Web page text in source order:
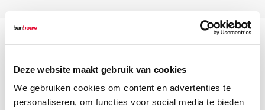
Deze website maakt gebruik van cookies
We gebruiken cookies om content en advertenties te
personaliseren, om functies voor social media te bieden